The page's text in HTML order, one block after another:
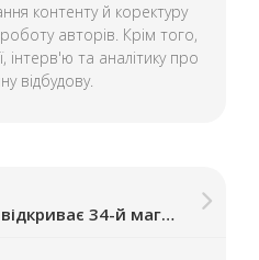
контенту й коректуру
авторів. Крім того,
інтерв'ю та аналітику про
відбудову.
Мережа «Апельмон» відкриває 34-й магазин у Запоріжжі